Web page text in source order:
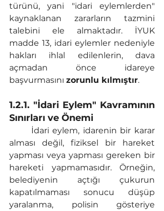
türünü, yani "idari eylemlerden"
kaynaklanan zararların tazmini
talebini ele almaktadır. İYUK
madde 13, idari eylemler nedeniyle
hakları ihlal edilenlerin, dava
açmadan önce idareye
başvurmasını zorunlu kılmıştır.
1.2.1. "İdari Eylem" Kavramının
Sınırları ve Önemi
alması değil, fiziksel bir hareket
yapması veya yapması gereken bir
hareketi yapmamasıdır. Örneğin,
belediyenin açtığı çukurun
kapatılmaması sonucu düşüp
yaralanma, polisin gösteriye